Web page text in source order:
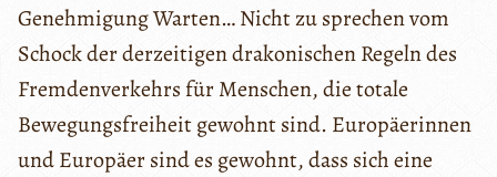
Genehmigung Warten… Nicht zu sprechen vom
Schock der derzeitigen drakonischen Regeln des
Fremdenverkehrs für Menschen, die totale
Bewegungsfreiheit gewohnt sind. Europäerinnen
und Europäer sind es gewohnt, dass sich eine